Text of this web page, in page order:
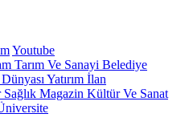
Youtube
Tarım Ve Sanayi Belediye
Yatırım İlan
Sağlık Magazin Kültür Ve Sanat